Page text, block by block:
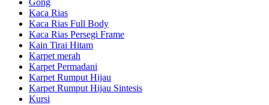
Gong
Kaca Rias
Kaca Rias Full Body
Kaca Rias Persegi Frame
Kain Tirai Hitam
Karpet merah
Karpet Permadani
Karpet Rumput Hijau
Karpet Rumput Hijau Sintesis
Kursi